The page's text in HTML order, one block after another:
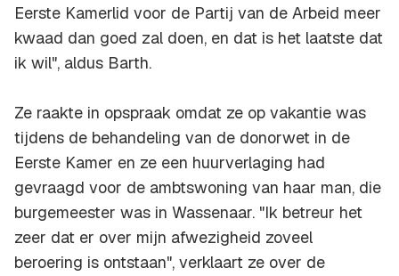
Eerste Kamerlid voor de Partij van de Arbeid meer
kwaad dan goed zal doen, en dat is het laatste dat
ik wil", aldus Barth.
Ze raakte in opspraak omdat ze op vakantie was
tijdens de behandeling van de donorwet in de
Eerste Kamer en ze een huurverlaging had
gevraagd voor de ambtswoning van haar man, die
burgemeester was in Wassenaar. "Ik betreur het
zeer dat er over mijn afwezigheid zoveel
beroering is ontstaan", verklaart ze over de